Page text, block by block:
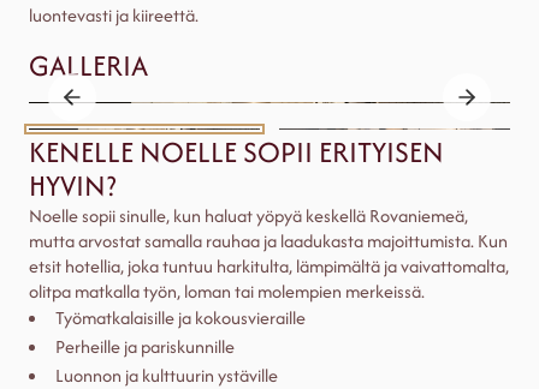
luontevasti ja kiireettä.
GALLERIA
KENELLE NOELLE SOPII ERITYISEN
HYVIN?
Noelle sopii sinulle, kun haluat yöpyä keskellä Rovaniemeä,
mutta arvostat samalla rauhaa ja laadukasta majoittumista. Kun
etsit hotellia, joka tuntuu harkitulta, lämpimältä ja vaivattomalta,
olitpa matkalla työn, loman tai molempien merkeissä.
Työmatkalaisille ja kokousvieraille
Perheille ja pariskunnille
Luonnon ja kulttuurin ystäville